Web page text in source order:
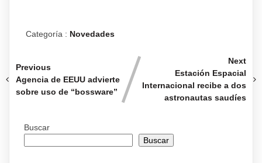
Categoría : Novedades
Previous
Agencia de EEUU advierte
sobre uso de “bossware”
Next
Estación Espacial
Internacional recibe a dos
astronautas saudíes
Buscar
Buscar